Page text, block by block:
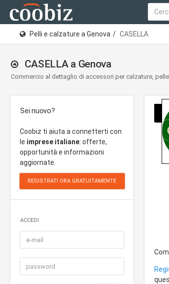
Pelli e calzature a Genova CASELLA
CASELLA a Genova
Commercio al dettaglio di accessori per calzature,
Sei nuovo?
Coobiz ti aiuta a connetterti con
le imprese italiane: offerte,
opportunità e informazioni
aggiornate.
ACCEDI